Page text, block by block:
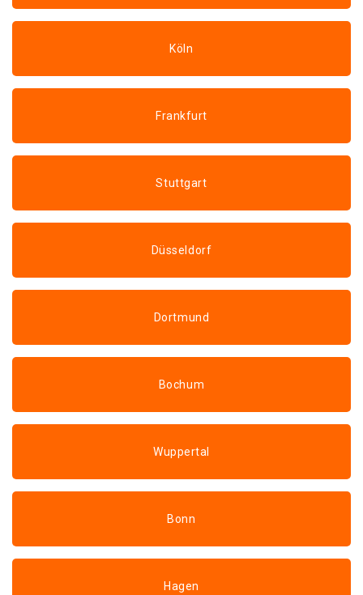
Köln
Frankfurt
Stuttgart
Düsseldorf
Dortmund
Bochum
Wuppertal
Bonn
Hagen